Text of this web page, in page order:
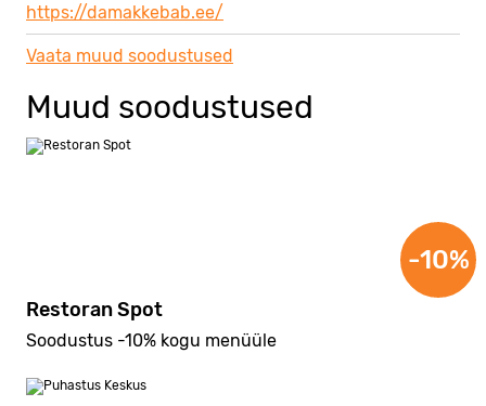
https://damakkebab.ee/
Vaata muud soodustused
Muud soodustused
Restoran Spot
Soodustus -10% kogu menüüle
-10%